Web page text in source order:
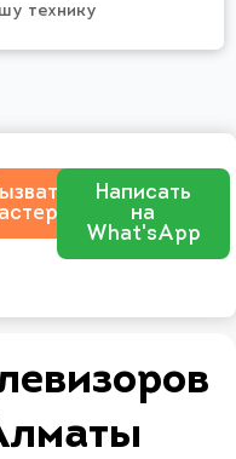
технику
Написать
на
What'sApp